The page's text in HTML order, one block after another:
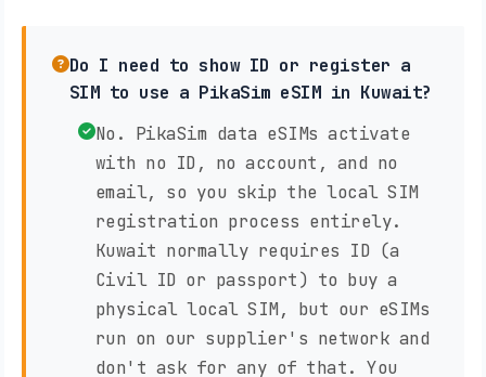
Do I need to show ID or register a
SIM to use a PikaSim eSIM in Kuwait?
No. PikaSim data eSIMs activate
with no ID, no account, and no
email, so you skip the local SIM
registration process entirely.
Kuwait normally requires ID (a
Civil ID or passport) to buy a
physical local SIM, but our eSIMs
run on our supplier's network and
don't ask for any of that. You